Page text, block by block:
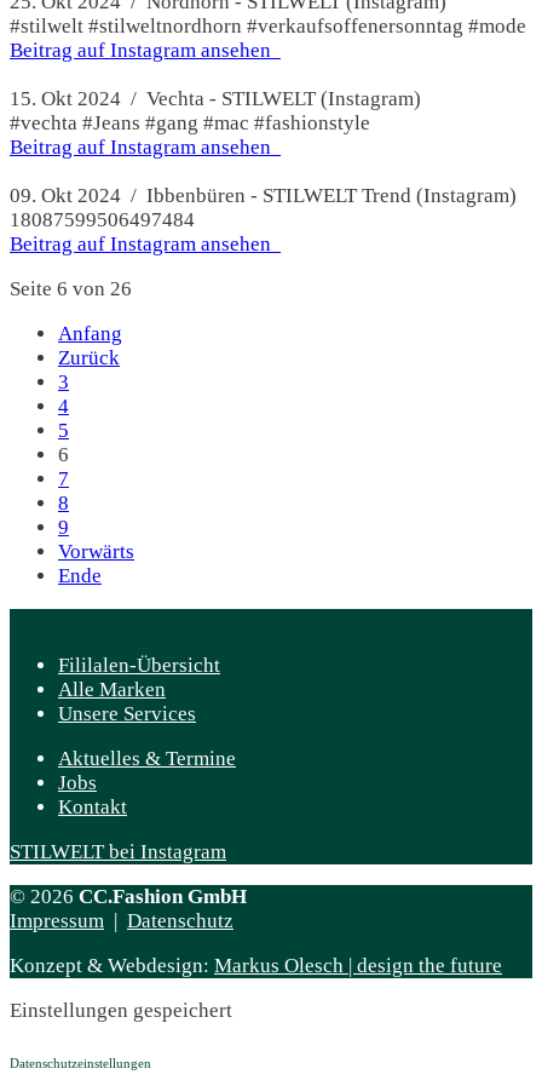
#stilwelt #stilweltnordhorn #verkaufsoffenersonntag #mode
Beitrag auf Instagram ansehen
15. Okt 2024 / Vechta - STILWELT (Instagram)
#vechta #Jeans #gang #mac #fashionstyle
Beitrag auf Instagram ansehen
09. Okt 2024 / Ibbenbüren - STILWELT Trend (Instagram)
18087599506497484
Beitrag auf Instagram ansehen
Seite 6 von 26
Anfang
Zurück
3
4
5
6
7
8
9
Vorwärts
Ende
Fililalen-Übersicht
Alle Marken
Unsere Services
Aktuelles & Termine
Jobs
Kontakt
STILWELT bei Instagram
© 2026 CC.Fashion GmbH
Impressum
Datenschutz
Konzept & Webdesign: Markus Olesch | design the future
Einstellungen gespeichert
Datenschutzeinstellungen